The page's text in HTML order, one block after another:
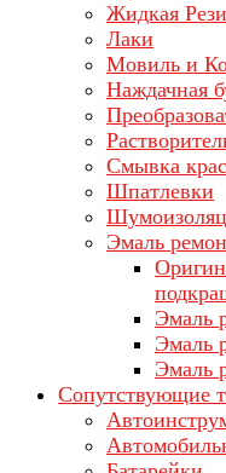
Жидкая
Лаки
Мовиль и
Наждачная
Смывка
Шпатлевки
Эмаль
Эмаль
Эмаль
Эмаль
Сопутствующие